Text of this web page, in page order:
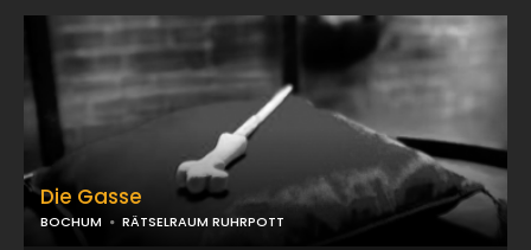
Die Gasse
BOCHUM RÄTSELRAUM RUHRPOTT